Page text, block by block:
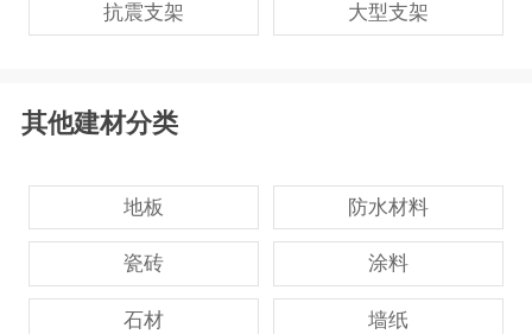
抗震支架 大型支架
其他建材分类
地板 防水材料
瓷砖 涂料
石材 墙纸